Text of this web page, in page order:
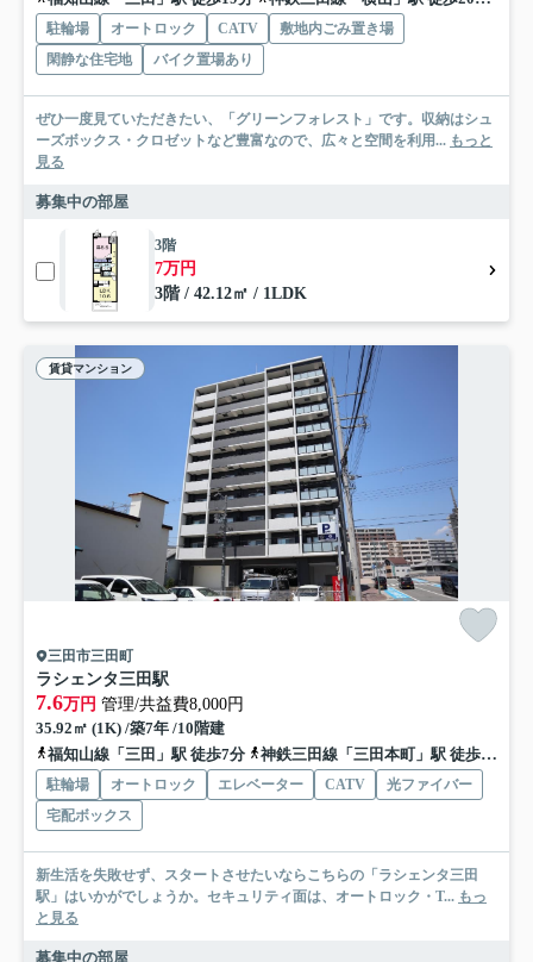
駐輪場 オートロック CATV
敷地内ごみ置き場
閑静な住宅地
バイク置場あり
ぜひ一度見ていただきたい、「グリーンフォレスト」です。収納はシュ
ーズボックス・クロゼットなど豊富なので、広々と空間を利用... もっと
見る
募集中の部屋
3階
7万円
3階 / 42.12㎡ / 1LDK
賃貸マンション
三田市三田町
ラシェンタ三田駅
7.6万円 管理/共益費8,000円
35.92㎡ (1K) /築7年 /10階建
福知山線「三田」駅 徒歩7分
神鉄三田線「三田本町」駅 徒歩9分
駐輪場 オートロック エレベーター CATV
光ファイバー
宅配ボックス
新生活を失敗せず、スタートさせたいならこちらの「ラシェンタ三田
駅」はいかがでしょうか。セキュリティ面は、オートロック・T... もっ
と見る
募集中の部屋